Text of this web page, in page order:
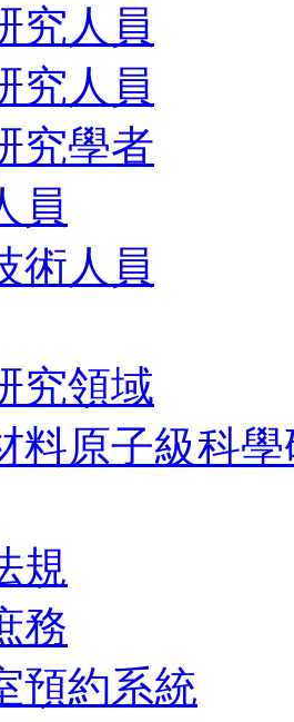
究人員
究人員
究學者
員
術人員
究領域
料原子級科
規
務
預約系統